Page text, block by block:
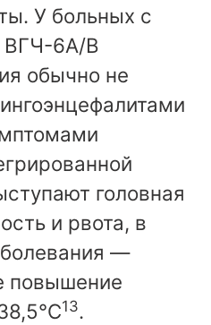
У больных с
ВГЧ-6А/В
обычно не
головная
и рвота, в
—
повышение
13.